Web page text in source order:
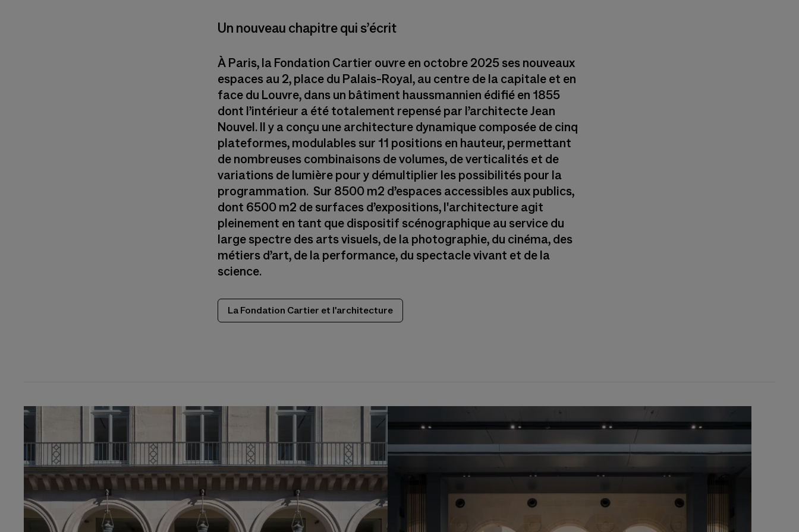
Un nouveau chapitre qui s’écrit
À Paris, la Fondation Cartier ouvre en octobre 2025 ses nouveaux
espaces au 2, place du Palais-Royal, au centre de la capitale et en
face du Louvre, dans un bâtiment haussmannien édifié en 1855
dont l’intérieur a été totalement repensé par l’architecte Jean
Nouvel. Il y a conçu une architecture dynamique composée de cinq
plateformes, modulables sur 11 positions en hauteur, permettant
de nombreuses combinaisons de volumes, de verticalités et de
variations de lumière pour y démultiplier les possibilités pour la
programmation. Sur 8500 m2 d’espaces accessibles aux publics,
dont 6500 m2 de surfaces d’expositions, l'architecture agit
pleinement en tant que dispositif scénographique au service du
large spectre des arts visuels, de la photographie, du cinéma, des
métiers d’art, de la performance, du spectacle vivant et de la
science.
La Fondation Cartier et l'architecture